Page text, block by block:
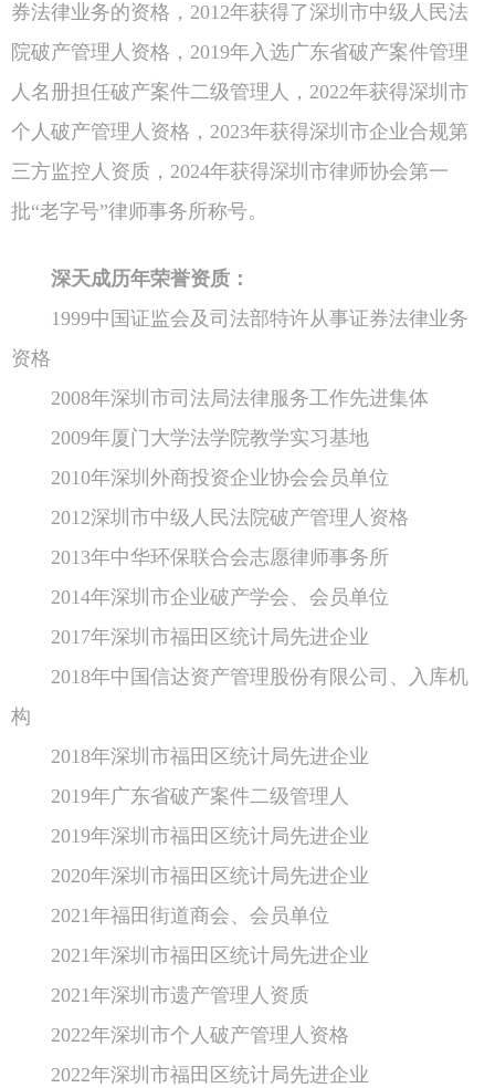
券法律业务的资格，2012年获得了深圳市中级人民法
院破产管理人资格，2019年入选广东省破产案件管理
人名册担任破产案件二级管理人，2022年获得深圳市
个人破产管理人资格，2023年获得深圳市企业合规第
三方监控人资质，2024年获得深圳市律师协会第一
批“老字号”律师事务所称号。
深天成历年荣誉资质：
1999中国证监会及司法部特许从事证券法律业务
资格
2008年深圳市司法局法律服务工作先进集体
2009年厦门大学法学院教学实习基地
2010年深圳外商投资企业协会会员单位
2012深圳市中级人民法院破产管理人资格
2013年中华环保联合会志愿律师事务所
2014年深圳市企业破产学会、会员单位
2017年深圳市福田区统计局先进企业
2018年中国信达资产管理股份有限公司、入库机
构
2018年深圳市福田区统计局先进企业
2019年广东省破产案件二级管理人
2019年深圳市福田区统计局先进企业
2020年深圳市福田区统计局先进企业
2021年福田街道商会、会员单位
2021年深圳市福田区统计局先进企业
2021年深圳市遗产管理人资质
2022年深圳市个人破产管理人资格
2022年深圳市福田区统计局先进企业